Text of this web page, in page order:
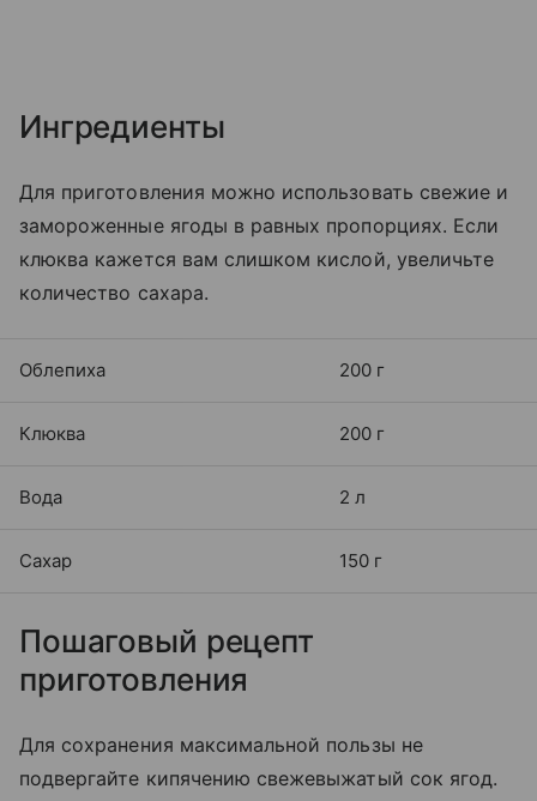
Ингредиенты
Для приготовления можно использовать свежие и
замороженные ягоды в равных пропорциях. Если
клюква кажется вам слишком кислой, увеличьте
количество сахара.
Облепиха 200 г
Клюква 200 г
Вода 2 л
Сахар 150 г
Пошаговый рецепт
приготовления
Для сохранения максимальной пользы не
подвергайте кипячению свежевыжатый сок ягод.